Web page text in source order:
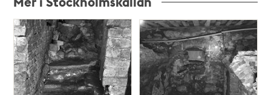
Relaterade
poster
och
teman